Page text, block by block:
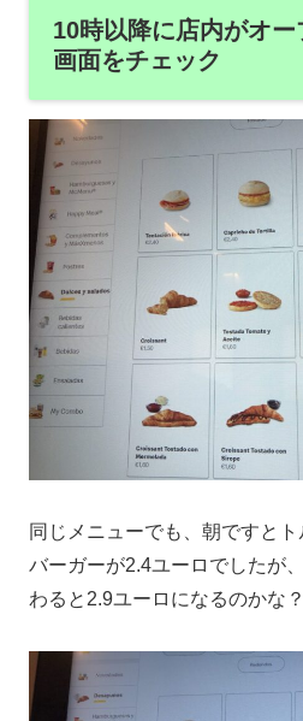
10時以降に店内がオ
画面をチェック
同じメニューでも、朝ですと
バーガーが2.4ユーロでしたが
わると2.9ユーロになるのかな？